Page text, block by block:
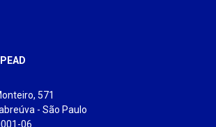
571
- São Paulo
06